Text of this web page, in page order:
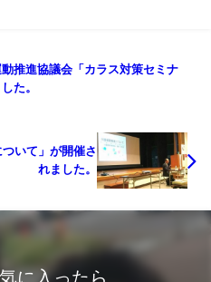
推進協議会「カラス対策セミナ
た。
いて」が開催さ
れました。
に入ったら